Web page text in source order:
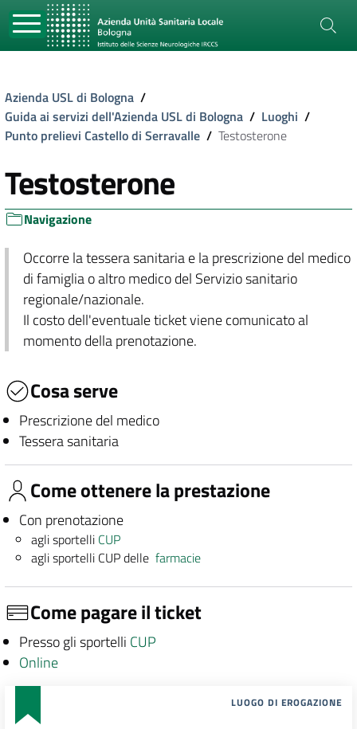
Azienda USL di Bologna /
Guida ai servizi dell'Azienda USL di Bologna / Luoghi /
Punto prelievi Castello di Serravalle / Testosterone
Testosterone
Navigazione
Occorre la tessera sanitaria e la prescrizione del medico
di famiglia o altro medico del Servizio sanitario
regionale/nazionale.
Il costo dell'eventuale ticket viene comunicato al
momento della prenotazione.
Cosa serve
Prescrizione del medico
Tessera sanitaria
Come ottenere la prestazione
Con prenotazione
agli sportelli CUP
agli sportelli CUP dellefarmacie
Come pagare il ticket
Presso gli sportelli CUP
Online
LUOGO DI EROGAZIONE